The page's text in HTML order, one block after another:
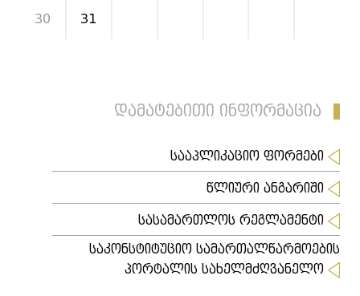
30 31
დამატებითი ინფორმაცია
სააპლიკაციო ფორმები
წლიური ანგარიში
სასამართლოს რეგლამენტი
საკონსტიტუციო სამართალწარმოების
პორტალის სახელმძღვანელო